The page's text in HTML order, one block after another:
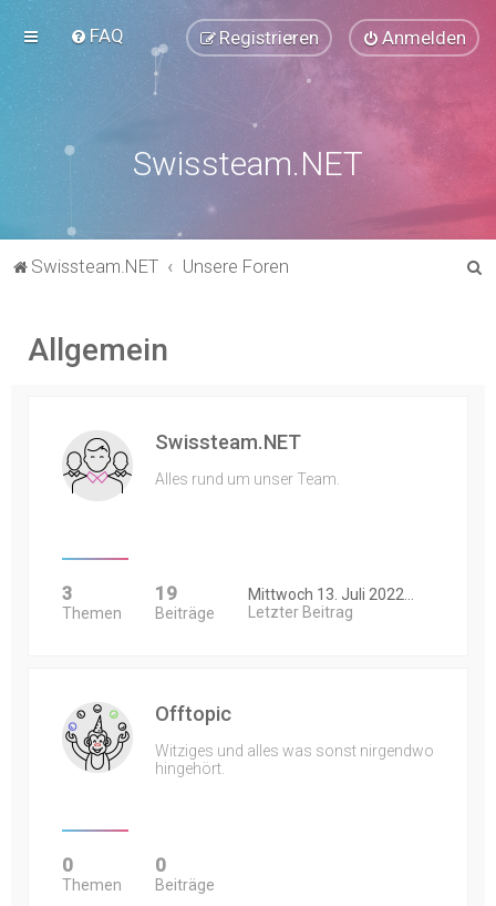
FAQ Anmelden
Registrieren
Swissteam.NET
Swissteam.NET Unsere Foren
Allgemein
Swissteam.NET
Alles rund um unser Team.
3
Themen
19
Beiträge
Mittwoch 13. Juli 2022…
Letzter Beitrag
Offtopic
Witziges und alles was sonst nirgendwo
hingehört.
0
Themen
0
Beiträge